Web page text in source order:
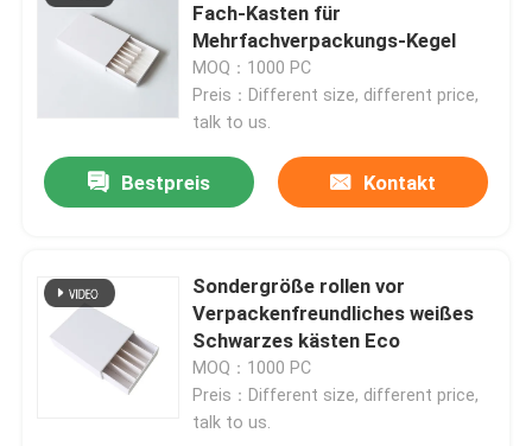
Kontaktiere uns
Fälle
Benutzerdefiniertes Weed-Paket
Mylar-Weed-Verpackung
Glasunkraut-Glas
Fach-Kasten für
Mehrfachverpackungs-Kegel
MOQ：1000 PC
Preis：Different size, different price,
talk to us.
Bestpreis Kontakt
Sondergröße rollen vor
Verpackenfreundliches weißes
Schwarzes kästen Eco
MOQ：1000 PC
Preis：Different size, different price,
talk to us.